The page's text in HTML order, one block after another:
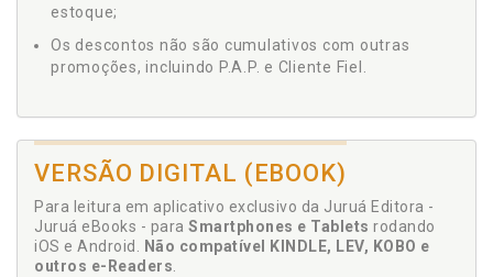
estoque;
Os descontos não são cumulativos com outras
promoções, incluindo P.A.P. e Cliente Fiel.
VERSÃO DIGITAL (EBOOK)
Para leitura em aplicativo exclusivo da Juruá Editora -
Juruá eBooks - para Smartphones e Tablets rodando
iOS e Android.
Não compatível KINDLE, LEV, KOBO e
outros e-Readers